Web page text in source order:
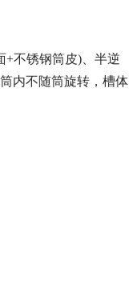
+不锈钢筒皮)、半逆
内不随筒旋转，槽体